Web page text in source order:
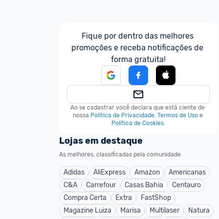
Fique por dentro das melhores
promoções e receba notificações de
forma gratuita!
Ao se cadastrar você declara que está ciente de
nossa Política de Privacidade, Termos de Uso e
Política de Cookies.
Lojas em destaque
As melhores, classificadas pela comunidade
Adidas AliExpress Amazon
Americanas
C&A
Carrefour Casas Bahia
Centauro
Compra Certa
Extra
FastShop
Magazine Luiza
Marisa Multilaser
Natura